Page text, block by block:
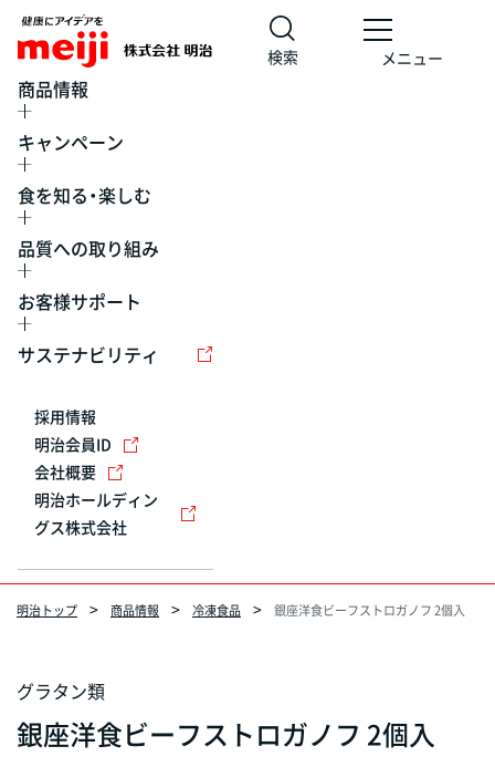
検索 メニュー
商品情報
キャンペーン
食を知る・楽しむ
品質への取り組み
お客様サポート
サステナビリティ
採用情報
明治会員ID
会社概要
明治ホールディン
グス株式会社
明治トップ 商品情報 冷凍食品 銀座洋食ビーフストロガノフ 2個入
グラタン類
銀座洋食ビーフストロガノフ 2個入